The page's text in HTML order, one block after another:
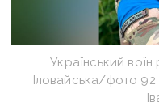
Український
Іловайська/фото